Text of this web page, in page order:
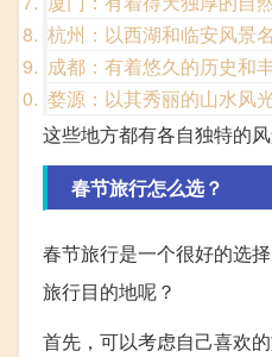
杭州：以西湖和临安风景
成都：有着悠久的历史和
婺源：以其秀丽的山水风
这些地方都有各自独特的
春节旅行怎么选？
春节旅行是一个很好的选
旅行目的地呢？
首先，可以考虑自己喜欢